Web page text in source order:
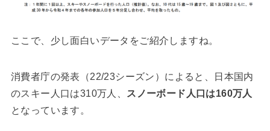
ここで、少し面白いデータをご紹介しますね。
消費者庁の発表（22/23シーズン）によると、日本国内
のスキー人口は310万人、
スノーボード人口は160万人
となっています。